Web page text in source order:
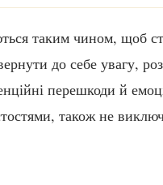
таким чином, щоб
до себе увагу,
перешкоди й
також не